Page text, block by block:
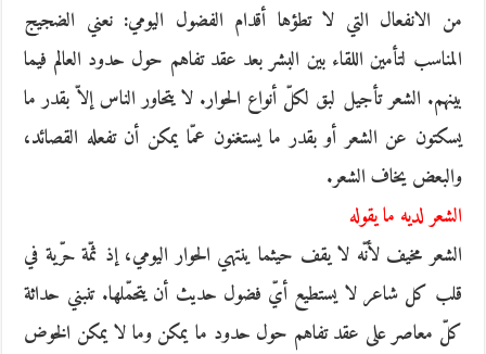
من الانفعال التي لا تطؤها أقدام الفضول اليومي: نعني الضجيج
المناسب لتأمين اللقاء بين البشر بعد عقد تفاهم حول حدود العالم فيما
بينهم. الشعر تأجيل لبق لكلّ أنواع الحوار. لا يتحاور الناس إلاّ بقدر ما
يسكتون عن الشعر أو بقدر ما يستغنون عمّا يمكن أن تفعله القصائد،
والبعض يخاف الشعر.
الشعر لديه ما يقوله
الشعر مخيف لأنّه لا يقف حيثما ينتهي الحوار اليومي، إذ ثمّة حرّية في
قلب كل شاعر لا يستطيع أيّ فضول حديث أن يتحمّلها. تنبني حداثة
كلّ معاصر على عقد تفاهم حول حدود ما يمكن وما لا يمكن الخوض